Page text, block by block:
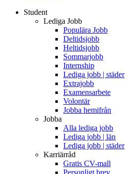
Student
Lediga Jobb
Populära Jobb
Deltidsjobb
Heltidsjobb
Sommarjobb
Internship
Lediga jobb | städer
Extrajobb
Examensarbete
Volontär
Jobba hemifrån
Jobba
Alla lediga jobb
Lediga jobb | län
Lediga jobb | städer
Karriärråd
Gratis CV-mall
Personligt brev